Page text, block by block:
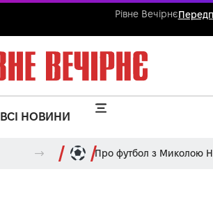
Рівне Вечірнє
ВСІ НОВИНИ
Про футбол з Миколою